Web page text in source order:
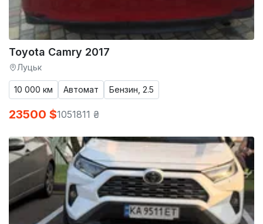
Toyota Camry 2017
Луцьк
10 000 км Автомат Бензин, 2.5
23500 $1051811 ₴